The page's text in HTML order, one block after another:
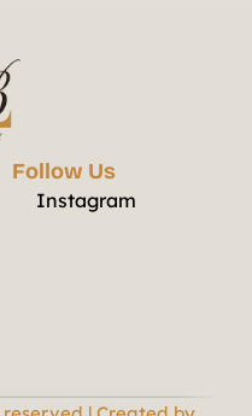
Follow Us
Instagram